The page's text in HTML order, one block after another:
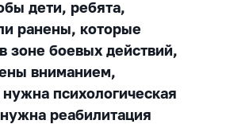
дети, ребята,
ранены, которые
зоне боевых действий,
вниманием,
психологическая
реабилитация